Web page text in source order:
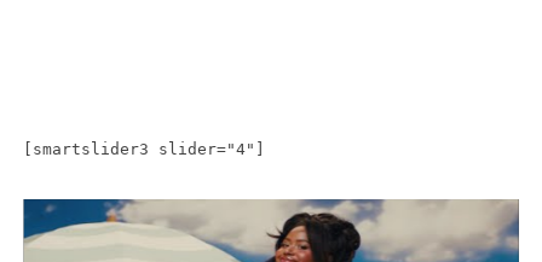
[smartslider3 slider="4"]